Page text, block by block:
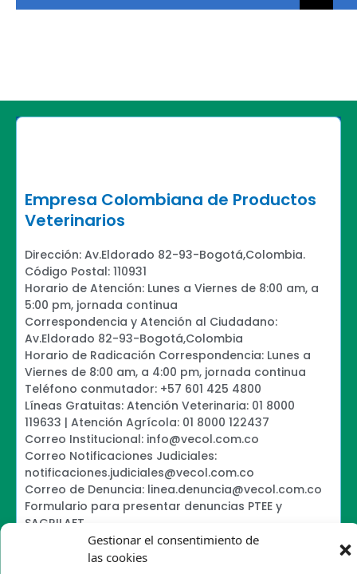
Gestionar el consentimiento de
las cookies
Empresa Colombiana de Productos
Veterinarios
Dirección: Av.Eldorado 82-93-Bogotá,Colombia.
Código Postal: 110931
Horario de Atención: Lunes a Viernes de 8:00 am, a
5:00 pm, jornada continua
Correspondencia y Atención al Ciudadano:
Av.Eldorado 82-93-Bogotá,Colombia
Horario de Radicación Correspondencia: Lunes a
Viernes de 8:00 am, a 4:00 pm, jornada continua
Teléfono conmutador: +57 601 425 4800
Líneas Gratuitas: Atención Veterinaria: 01 8000
119633 | Atención Agrícola: 01 8000 122437
Correo Institucional: info@vecol.com.co
Correo Notificaciones Judiciales:
notificaciones.judiciales@vecol.com.co
Correo de Denuncia: linea.denuncia@vecol.com.co
Formulario para presentar denuncias PTEE y
SAGRILAFT
Política de Términos y Condiciones de Uso
Política de Seguridad de la Información